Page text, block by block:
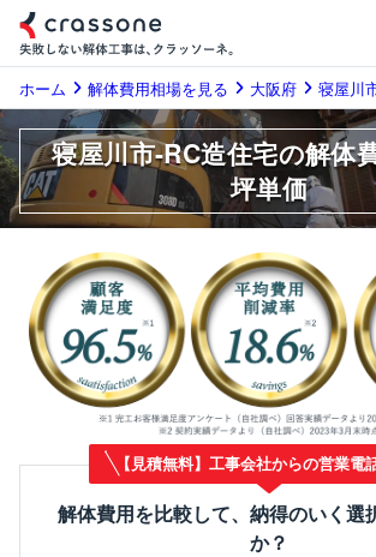
ホーム 解体費用相場を見る 大阪府 寝屋川
寝屋川市-RC造住宅の解体
坪単価
【見積無料】工事会社からの営業電
解体費用を比較して、納得のいく選
か？